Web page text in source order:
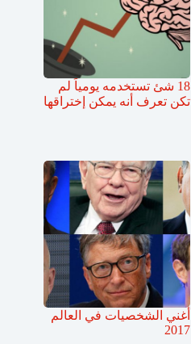
18 شئ تستخدمه يومياً لم
تكن تعرف أنه يمكن إختراقها
أغني الشخصيات في العالم
2017